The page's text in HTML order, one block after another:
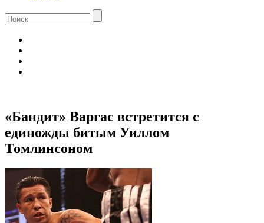
«Бандит» Варгас встретится с
единожды битым Уиллом
Томлинсоном